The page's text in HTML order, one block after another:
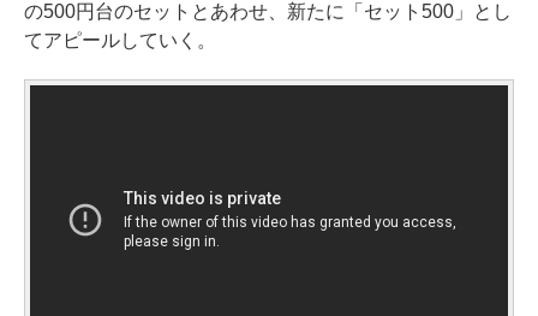
の500円台のセットとあわせ、新たに「セット500」とし
てアピールしていく。